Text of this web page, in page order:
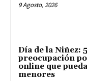
9 Agosto, 2026
Día de la Niñez:
preocupación
online que
menores